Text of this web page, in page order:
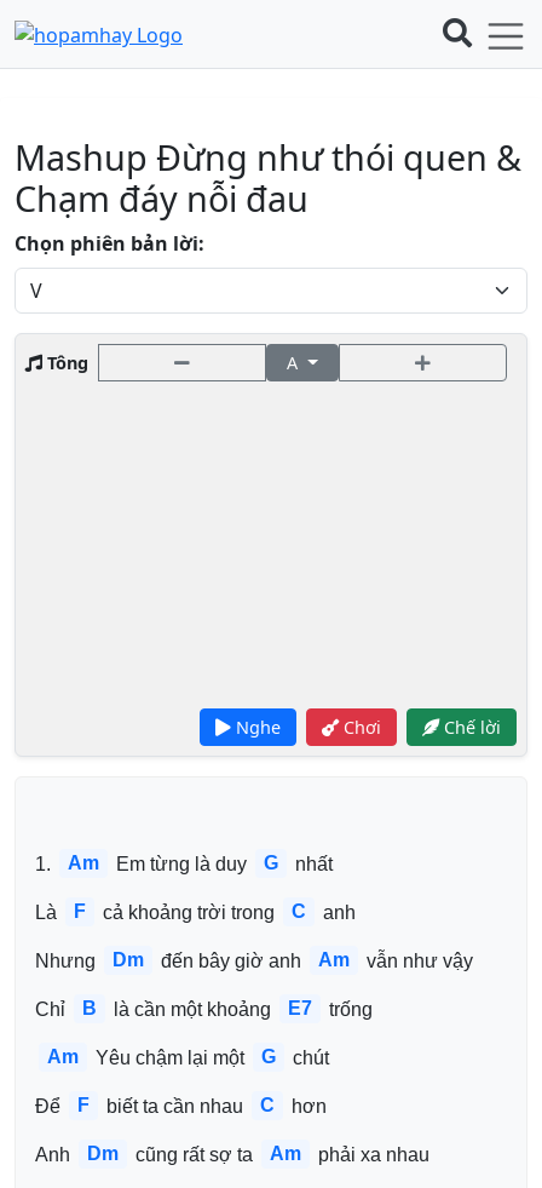
Mashup Đừng như thói quen &
Chạm đáy nỗi đau
Chọn phiên bản lời:
Tông A
Nghe Chơi Chế lời
1. Am Em từng là duy G nhất
Là F cả khoảng trời trong C anh
Nhưng Dm đến bây giờ anh Am vẫn như vậy
Chỉ B là cần một khoảng E7 trống
Am Yêu chậm lại một G chút
Để F biết ta cần nhau C hơn
Anh Dm cũng rất sợ ta Am phải xa nhau